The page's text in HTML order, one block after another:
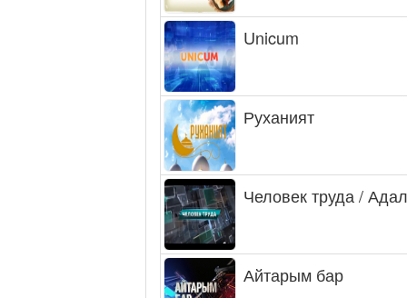
Unicum
Руханият
Человек труда /
Айтарым бар